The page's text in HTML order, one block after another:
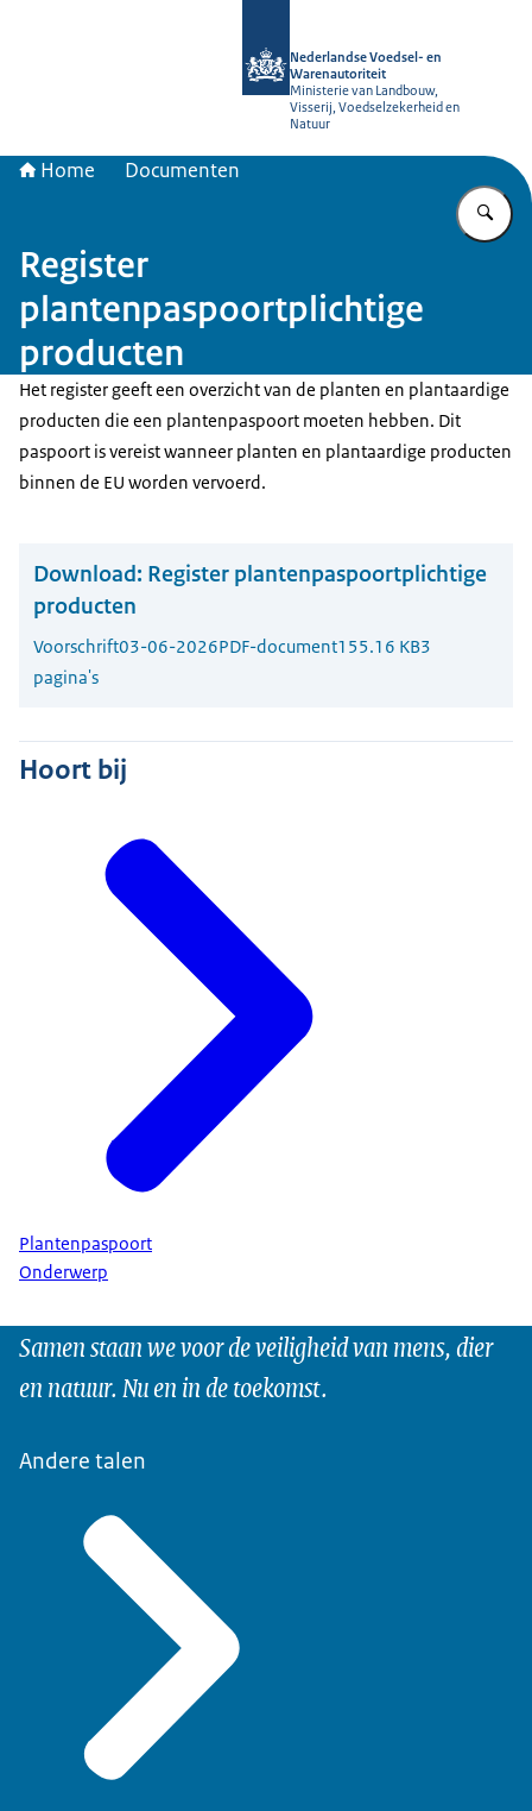
Nederlandse Voedsel- en
Warenautoriteit
Ministerie van Landbouw,
Visserij, Voedselzekerheid en
Natuur
Home Documenten
Register
plantenpaspoortplichtige
producten
Het register geeft een overzicht van de planten en plantaardige
producten die een plantenpaspoort moeten hebben. Dit
paspoort is vereist wanneer planten en plantaardige producten
binnen de EU worden vervoerd.
Download: Register plantenpaspoortplichtige
producten
Voorschrift03-06-2026PDF-document155.16 KB3
pagina's
Hoort bij
Plantenpaspoort
Onderwerp
Samen staan we voor de veiligheid van mens, dier
en natuur. Nu en in de toekomst.
Andere talen